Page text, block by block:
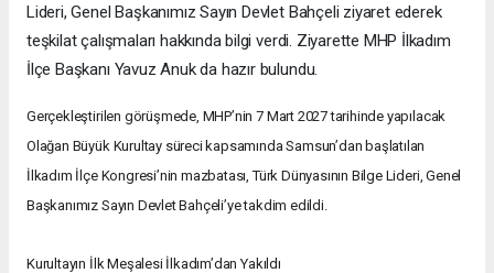
Lideri, Genel Başkanımız Sayın Devlet Bahçeli ziyaret ederek
teşkilat çalışmaları hakkında bilgi verdi. Ziyarette MHP İlkadım
İlçe Başkanı Yavuz Anuk da hazır bulundu.
Gerçekleştirilen görüşmede, MHP’nin 7 Mart 2027 tarihinde yapılacak
Olağan Büyük Kurultay süreci kapsamında Samsun’dan başlatılan
İlkadım İlçe Kongresi’nin mazbatası, Türk Dünyasının Bilge Lideri, Genel
Başkanımız Sayın Devlet Bahçeli’ye takdim edildi.
Kurultayın İlk Meşalesi İlkadım’dan Yakıldı